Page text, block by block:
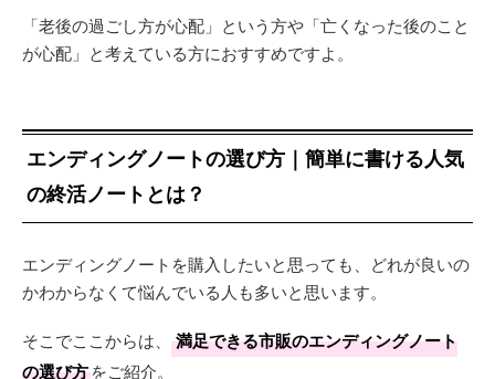
「老後の過ごし方が心配」という方や「亡くなった後のこと
が心配」と考えている方におすすめですよ。
エンディングノートの選び方｜簡単に書ける人気
の終活ノートとは？
エンディングノートを購入したいと思っても、どれが良いの
かわからなくて悩んでいる人も多いと思います。
そこでここからは、
満足できる市販のエンディングノート
の選び方をご紹介。